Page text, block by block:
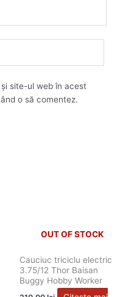
site-ul web în acest
o să comentez.
OUT OF STOCK
Cauciuc triciclu electric
3.75/12 Thor Baisan
Buggy Hobby Worker